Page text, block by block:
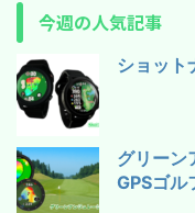
今週の人気記事
ショット
グリーン
GPSゴル